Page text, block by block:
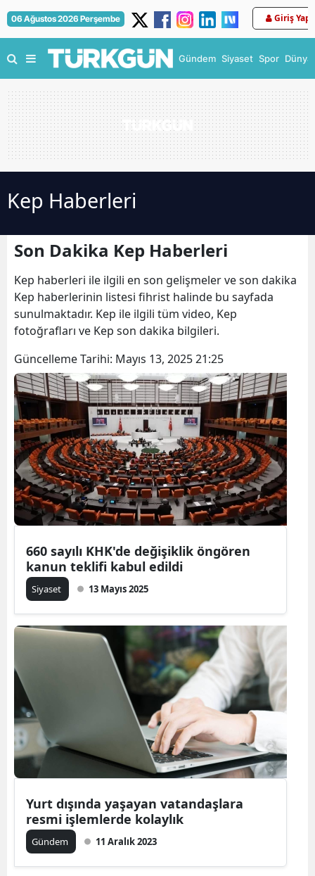
06 Ağustos 2026 Perşembe Giriş Yap
Gündem Siyaset Spor Dünya
Kep Haberleri
Son Dakika Kep Haberleri
Kep haberleri ile ilgili en son gelişmeler ve son dakika
Kep haberlerinin listesi fihrist halinde bu sayfada
sunulmaktadır. Kep ile ilgili tüm video, Kep
fotoğrafları ve Kep son dakika bilgileri.
Güncelleme Tarihi: Mayıs 13, 2025 21:25
660 sayılı KHK'de değişiklik öngören
kanun teklifi kabul edildi
Siyaset 13 Mayıs 2025
Yurt dışında yaşayan vatandaşlara
resmi işlemlerde kolaylık
Gündem 11 Aralık 2023